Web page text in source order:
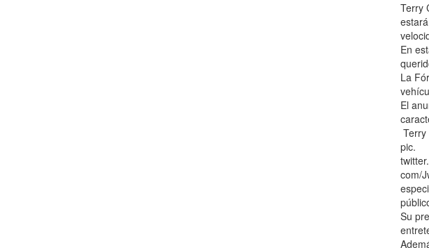
Terry
En
La
El
Terry
pic.
twitter.
com/
Su